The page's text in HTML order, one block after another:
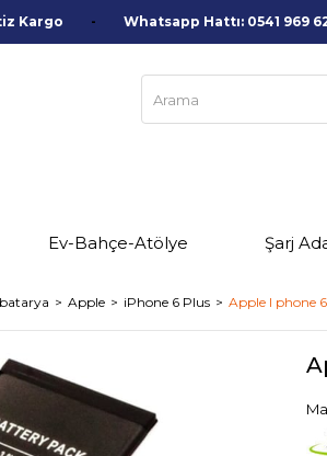
Kargo Whatsapp Hattı: 0541 969
Ev-Bahçe-Atölye Şarj
Apple iPhone 6 Plus Apple I phone